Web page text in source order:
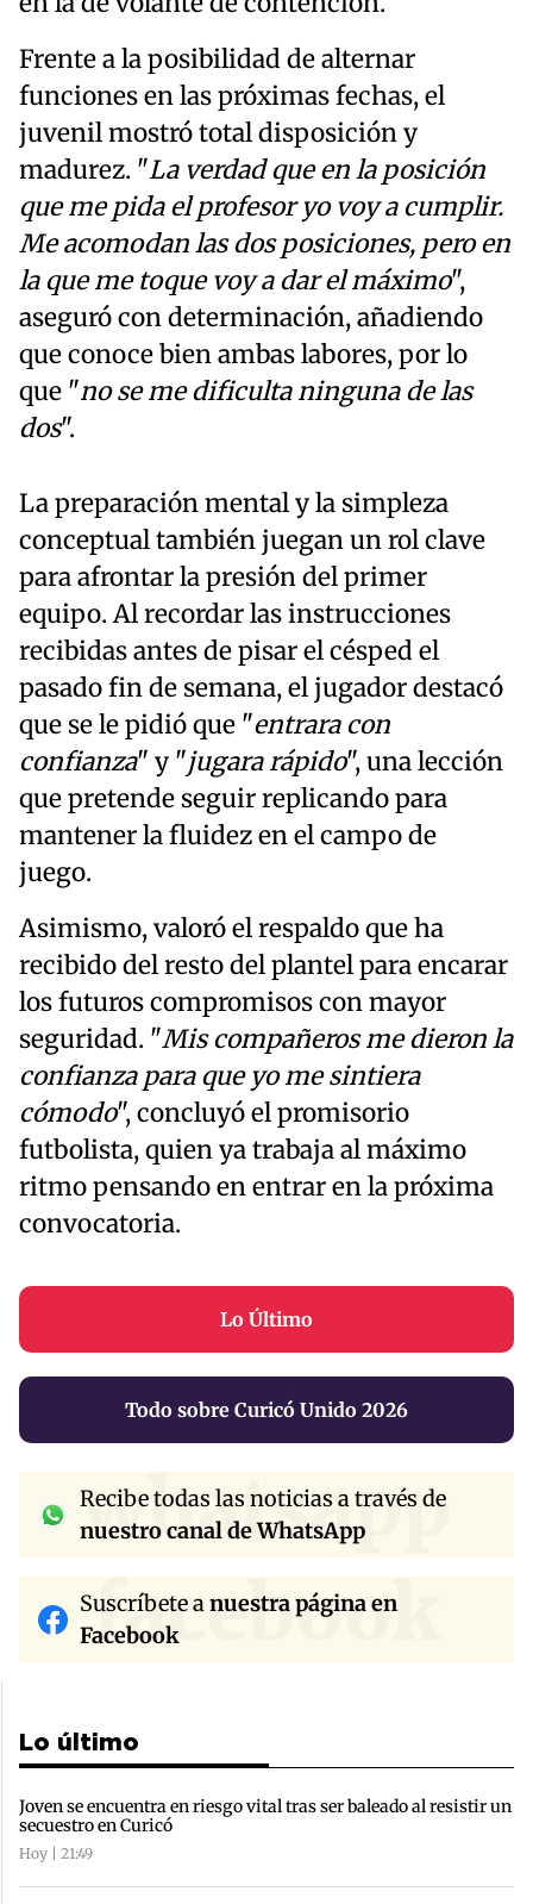
Frente a la posibilidad de alternar
funciones en las próximas fechas, el
juvenil mostró total disposición y
madurez. "La verdad que en la posición
que me pida el profesor yo voy a cumplir.
Me acomodan las dos posiciones, pero en
la que me toque voy a dar el máximo",
aseguró con determinación, añadiendo
que conoce bien ambas labores, por lo
que "no se me dificulta ninguna de las
dos".
La preparación mental y la simpleza
conceptual también juegan un rol clave
para afrontar la presión del primer
equipo. Al recordar las instrucciones
recibidas antes de pisar el césped el
pasado fin de semana, el jugador destacó
que se le pidió que "entrara con
confianza" y "jugara rápido", una lección
que pretende seguir replicando para
mantener la fluidez en el campo de
juego.
Asimismo, valoró el respaldo que ha
recibido del resto del plantel para encarar
los futuros compromisos con mayor
seguridad. "Mis compañeros me dieron la
confianza para que yo me sintiera
cómodo", concluyó el promisorio
futbolista, quien ya trabaja al máximo
ritmo pensando en entrar en la próxima
convocatoria.
Lo Último
Todo sobre Curicó Unido 2026
whatsapp
Recibe todas las noticias a través de
nuestro canal de WhatsApp
facebook
Suscríbete anuestra página en
Facebook
Lo último
Joven se encuentra en riesgo vital tras ser baleado al resistir un
secuestro en Curicó
Hoy | 21:49